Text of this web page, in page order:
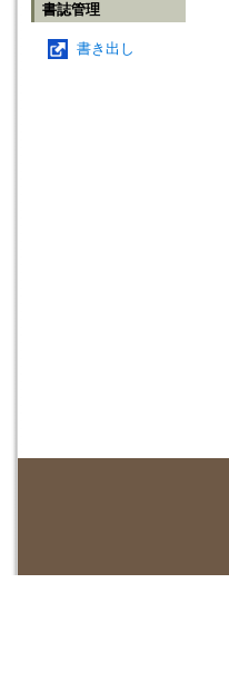
書誌管理
書き出し